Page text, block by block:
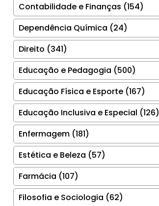
Contabilidade e Finanças (154)
Dependência Química (24)
Direito (341)
Educação e Pedagogia (500)
Educação Física e Esporte (167)
Educação Inclusiva e Especial (126)
Enfermagem (181)
Estética e Beleza (57)
Farmácia (107)
Filosofia e Sociologia (62)